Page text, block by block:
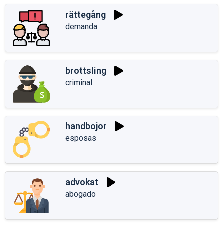
rättegång
demanda
brottsling
criminal
handbojor
esposas
advokat
abogado